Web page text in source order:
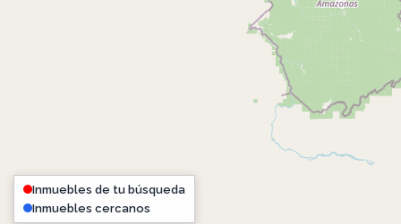
Inmuebles de tu búsqueda
Inmuebles cercanos